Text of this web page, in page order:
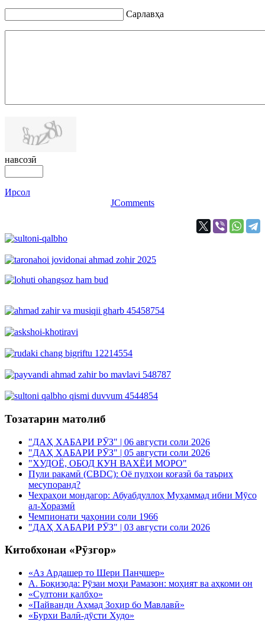
Сарлавҳа
навсозӣ
Ирсол
JComments
Тозатарин матолиб
"ДАҲ ХАБАРИ РӮЗ" | 06 августи соли 2026
"ДАҲ ХАБАРИ РӮЗ" | 05 августи соли 2026
"ХУДОЁ, ОБОД КУН ВАХЁИ МОРО"
Пули рақамӣ (CBDC): Оё пулҳои коғазӣ ба таърих
месупоранд?
Чеҳраҳои мондагор: Абуабдуллоҳ Муҳаммад ибни Мӯсо
ал-Хоразмӣ
Чемпионати ҷаҳонии соли 1966
"ДАҲ ХАБАРИ РӮЗ" | 03 августи соли 2026
Китобхонаи «Рӯзгор»
«Аз Ардашер то Шери Панҷшер»
А. Боқизода: Рӯзаи моҳи Рамазон: моҳият ва аҳкоми он
«Султони қалбҳо»
«Пайванди Аҳмад Зоҳир бо Мавлавӣ»
«Бурхи Валӣ-дӯсти Худо»